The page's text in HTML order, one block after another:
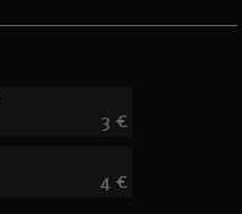
3 €
4 €